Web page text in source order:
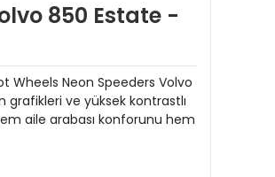
850 Estate -
Wheels Neon Speeders Volvo
grafikleri ve yüksek kontrastlı
aile arabası konforunu hem